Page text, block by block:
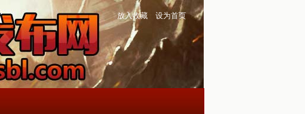
放入收藏 设为首页